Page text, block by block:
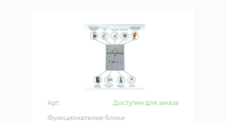
Арт.:
Доступен для заказа
Функциональные блоки